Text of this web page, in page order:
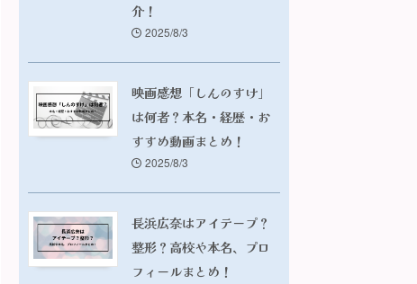
介！
2025/8/3
映画感想「しんのすけ」
は何者？本名・経歴・お
すすめ動画まとめ！
2025/8/3
長浜広奈はアイテープ？
整形？高校や本名、プロ
フィールまとめ！